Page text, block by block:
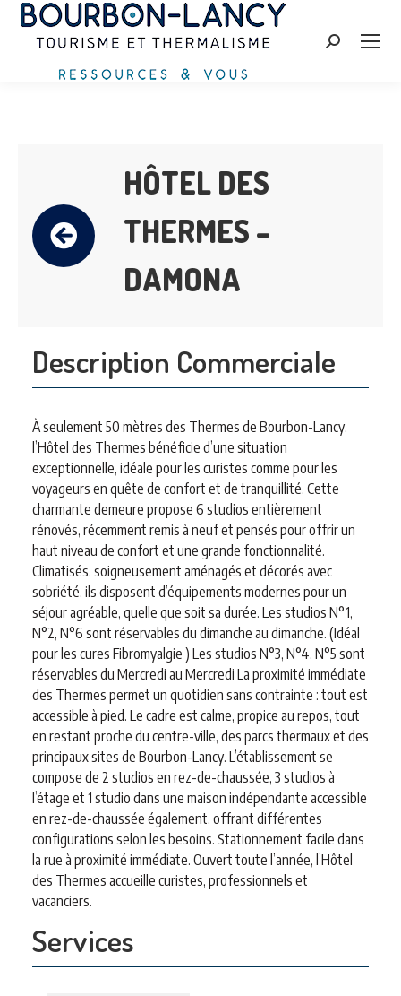
Search:
HÔTEL DES
THERMES –
DAMONA
Description Commerciale
À seulement 50 mètres des Thermes de Bourbon-Lancy,
l’Hôtel des Thermes bénéficie d’une situation
exceptionnelle, idéale pour les curistes comme pour les
voyageurs en quête de confort et de tranquillité. Cette
charmante demeure propose 6 studios entièrement
rénovés, récemment remis à neuf et pensés pour offrir un
haut niveau de confort et une grande fonctionnalité.
Climatisés, soigneusement aménagés et décorés avec
sobriété, ils disposent d’équipements modernes pour un
séjour agréable, quelle que soit sa durée. Les studios N°1,
N°2, N°6 sont réservables du dimanche au dimanche. (Idéal
pour les cures Fibromyalgie ) Les studios N°3, N°4, N°5 sont
réservables du Mercredi au Mercredi La proximité immédiate
des Thermes permet un quotidien sans contrainte : tout est
accessible à pied. Le cadre est calme, propice au repos, tout
en restant proche du centre-ville, des parcs thermaux et des
principaux sites de Bourbon-Lancy. L’établissement se
compose de 2 studios en rez-de-chaussée, 3 studios à
l’étage et 1 studio dans une maison indépendante accessible
en rez-de-chaussée également, offrant différentes
configurations selon les besoins. Stationnement facile dans
la rue à proximité immédiate. Ouvert toute l’année, l’Hôtel
des Thermes accueille curistes, professionnels et
vacanciers.
Services